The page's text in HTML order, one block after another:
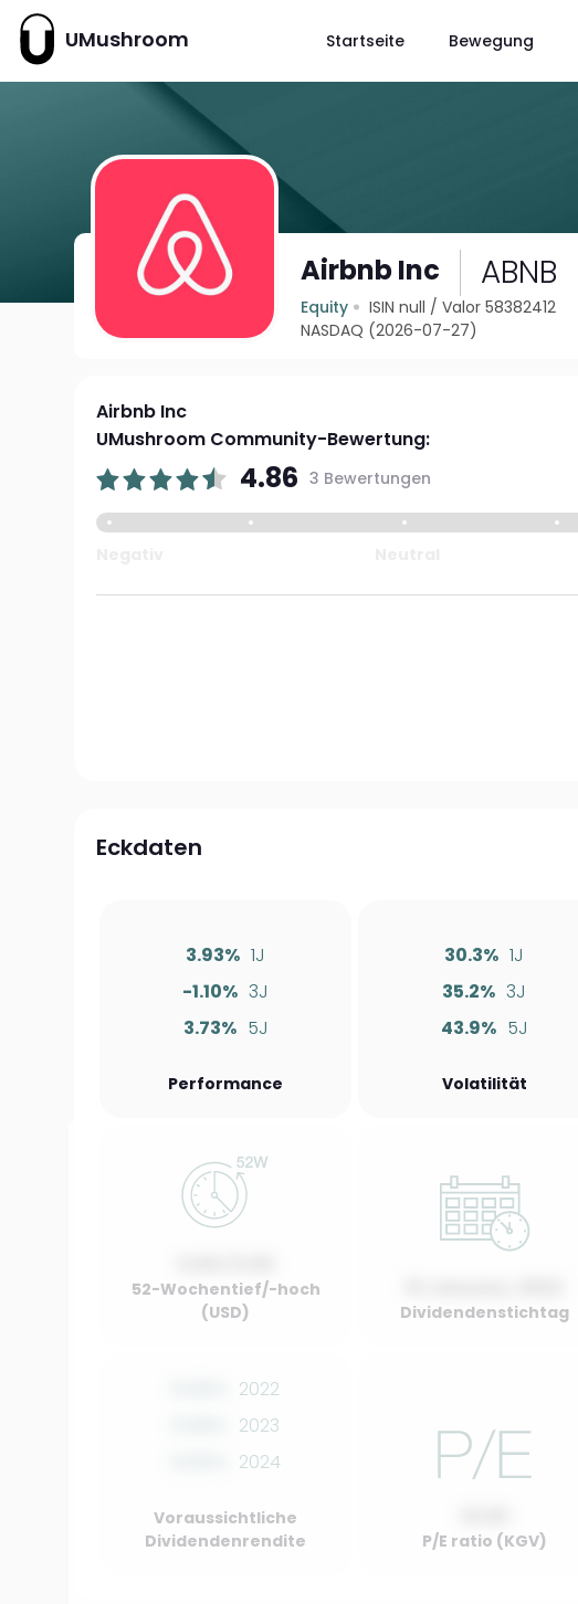
UMushroom Startseite Bewegung
Airbnb Inc ABNB
Equity ISIN null /Valor 58382412
NASDAQ (2026-07-27)
Airbnb Inc
UMushroom Community-Bewertung:
4.86 3 Bewertungen
Eckdaten
3.93% 1J
-1.10% 3J
3.73% 5J
Performance
30.3% 1J
35.2% 3J
43.9% 5J
Volatilität
52-Wochentief/-hoch
(USD)
Dividendenstichtag
2022
2023
2024
Voraussichtliche
Dividendenrendite
P/E ratio (KGV)